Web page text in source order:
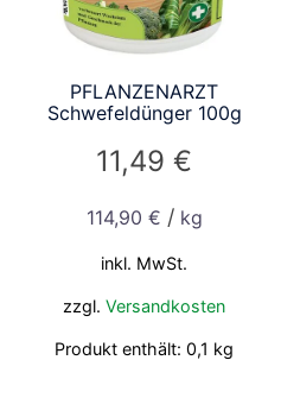
PFLANZENARZT
Schwefeldünger 100g
11,49€
114,90 € / kg
inkl. MwSt.
zzgl.Versandkosten
Produkt enthält: 0,1 kg